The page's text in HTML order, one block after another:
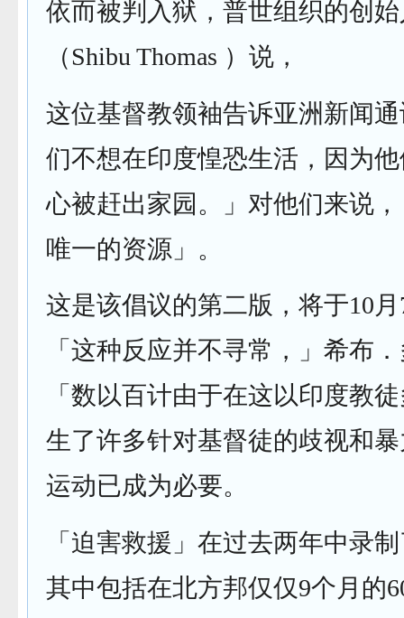
依而被判入狱，普世组织的创
（Shibu Thomas ）说，
这位基督教领袖告诉亚洲新闻
们不想在印度惶恐生活，因为
心被赶出家园。」对他们来说
唯一的资源」。
这是该倡议的第二版，将于10
「这种反应并不寻常，」希布
「数以百计由于在这以印度教
生了许多针对基督徒的歧视和
运动已成为必要。
「迫害救援」在过去两年中录
其中包括在北方邦仅仅9个月的